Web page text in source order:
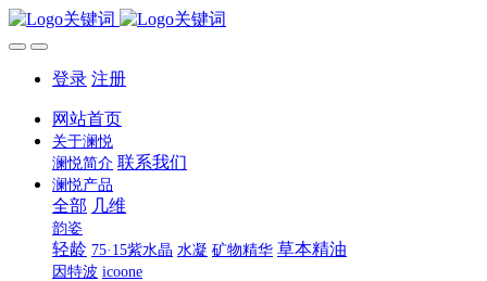
登录 注册
网站首页
关于澜悦
澜悦简介 联系我们
澜悦产品
全部 几维
韵姿
轻龄 75·15紫水晶 水凝 矿物精华 草本精油
因特波 icoone